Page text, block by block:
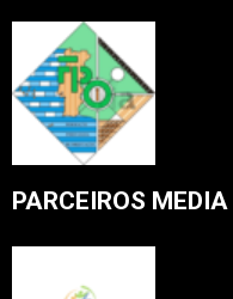
PARCEIROS MEDIA